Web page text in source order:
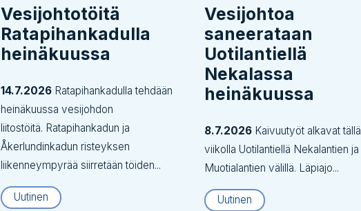
Vesijohtotöitä
Ratapihankadulla
heinäkuussa
14.7.2026 Ratapihankadulla tehdään
heinäkuussa vesijohdon
liitostöitä. Ratapihankadun ja
Åkerlundinkadun risteyksen
liikenneympyrää siirretään töiden...
Uutinen
Vesijohtoa
saneerataan
Uotilantiellä
Nekalassa
heinäkuussa
8.7.2026Kaivuutyöt alkavat tällä
viikolla Uotilantiellä Nekalantien ja
Muotialantien välillä. Läpiajo...
Uutinen